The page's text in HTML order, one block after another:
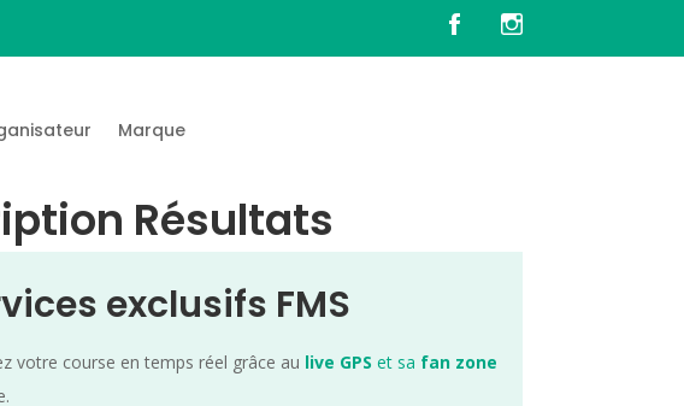
Marque
Résultats
exclusifs FMS
votre course en temps réel grâce au live GPS et sa fan zone